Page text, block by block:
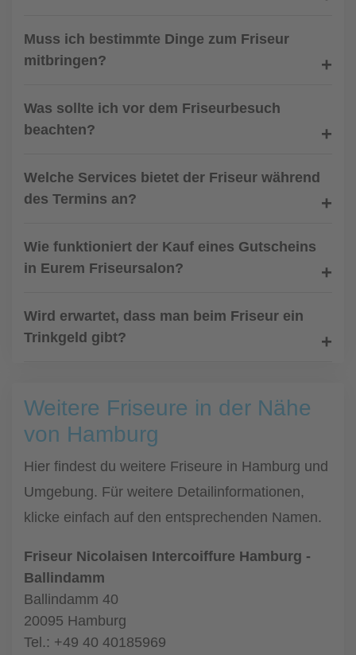
Muss ich bestimmte Dinge zum Friseur
mitbringen?
Was sollte ich vor dem Friseurbesuch
beachten?
Welche Services bietet der Friseur während
des Termins an?
Wie funktioniert der Kauf eines Gutscheins
in Eurem Friseursalon?
Wird erwartet, dass man beim Friseur ein
Trinkgeld gibt?
Weitere Friseure in der Nähe
von Hamburg
Hier findest du weitere Friseure in Hamburg und
Umgebung. Für weitere Detailinformationen,
klicke einfach auf den entsprechenden Namen.
Friseur Nicolaisen Intercoiffure Hamburg -
Ballindamm
Ballindamm 40
20095 Hamburg
Tel.: +49 40 40185969